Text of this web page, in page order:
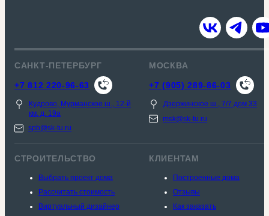
САНКТ-ПЕТЕРБУРГ
+7 812 220-96-63
Кудрово, Мурманское ш., 12-й
км, д. 19a
spb@sk-tu.ru
МОСКВА
+7 (905) 289-86-03
Дзержинское ш., 7/7 дом 33
msk@sk-tu.ru
СТРОИТЕЛЬСТВО
Выбрать проект дома
Рассчитать стоимость
Виртуальный дизайнер
КЛИЕНТАМ
Построенные дома
Отзывы
Как заказать